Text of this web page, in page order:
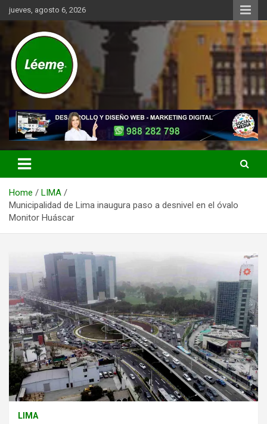
Skip
to
jueves, agosto 6, 2026
Léeme.pe
Noticias de actualidad del mundo distrital, vecinal, municipal y de
negocios a nivel de Lima Metropolitana, sin descuidar las noticias
de alcance nacional.
Home
LIMA
Municipalidad de Lima inaugura paso a desnivel en el óvalo
Monitor Huáscar
LIMA